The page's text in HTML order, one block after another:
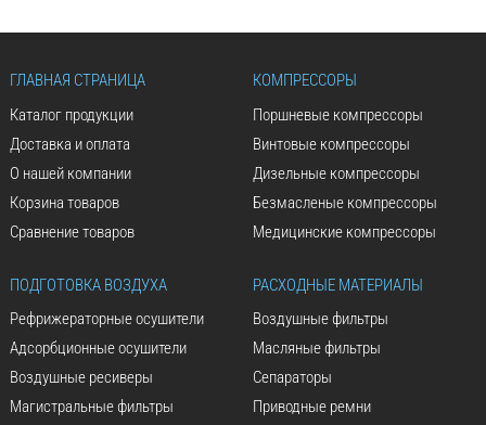
ГЛАВНАЯ СТРАНИЦА
Каталог продукции
Доставка и оплата
О нашей компании
Корзина товаров
Сравнение товаров
КОМПРЕССОРЫ
Поршневые компрессоры
Винтовые компрессоры
Дизельные компрессоры
Безмасленые компрессоры
Медицинские компрессоры
ПОДГОТОВКА ВОЗДУХА
Рефрижераторные осушители
Адсорбционные осушители
Воздушные ресиверы
Магистральные фильтры
РАСХОДНЫЕ МАТЕРИАЛЫ
Воздушные фильтры
Масляные фильтры
Сепараторы
Приводные ремни